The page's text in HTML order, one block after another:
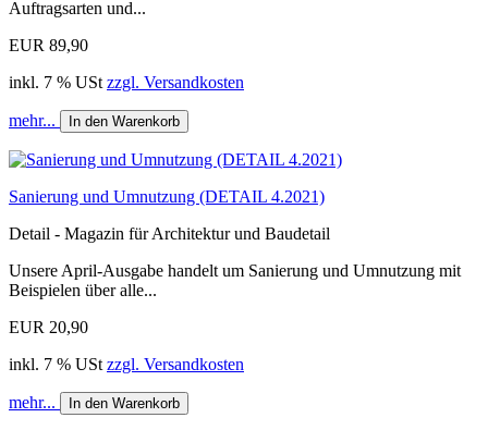
Auftragsarten und...
EUR 89,90
inkl. 7 % USt zzgl. Versandkosten
mehr... In den Warenkorb
Sanierung und Umnutzung (DETAIL 4.2021)
Detail - Magazin für Architektur und Baudetail
Unsere April-Ausgabe handelt um Sanierung und Umnutzung mit
Beispielen über alle...
EUR 20,90
inkl. 7 % USt zzgl. Versandkosten
mehr... In den Warenkorb